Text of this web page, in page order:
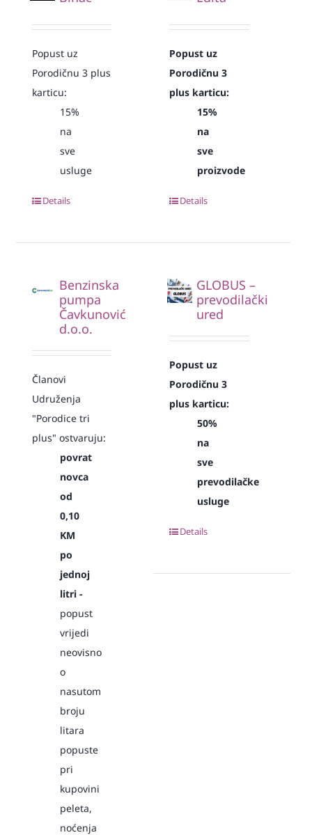
Popust uz
Porodičnu 3 plus
karticu:
15%
na
sve
usluge
Details
Popust uz
Porodičnu 3
plus karticu:
15%
na
sve
proizvode
Details
Benzinska
pumpa
Čavkunović
d.o.o.
Članovi
Udruženja
"Porodice tri
plus" ostvaruju:
povrat
novca
od
0,10
KM
po
jednoj
litri -
popust
vrijedi
neovisno
o
nasutom
broju
litara
popuste
pri
kupovini
peleta,
noćenja
GLOBUS –
prevodilački
ured
Popust uz
Porodičnu 3
plus karticu:
50%
na
sve
prevodilačke
usluge
Details